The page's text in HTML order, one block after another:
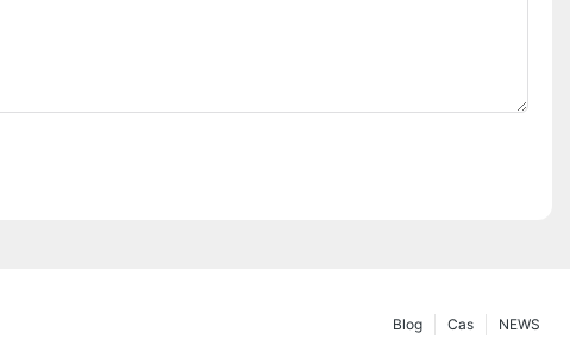
NEWS
Cas
Blog